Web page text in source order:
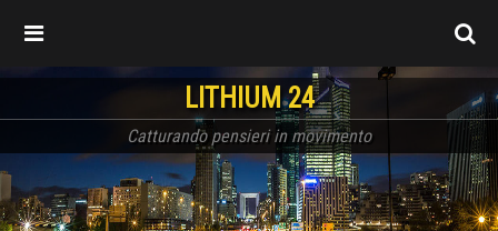
LITHIUM 24
Catturando pensieri in movimento